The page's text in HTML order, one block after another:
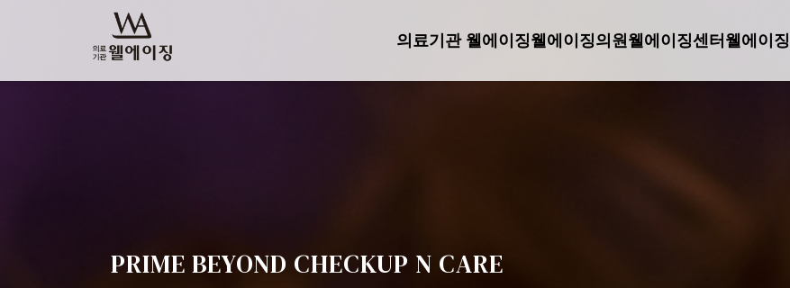
의료기관 웰에이징웰에이징의원웰에이징센터 웰에이
PRIME BEYOND CHECKUP N CARE